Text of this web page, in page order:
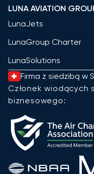
LUNA AVIATION
LunaJets
LunaGroup Charter
LunaSolutions
Firma z siedzibą w
Członek
biznesowego: